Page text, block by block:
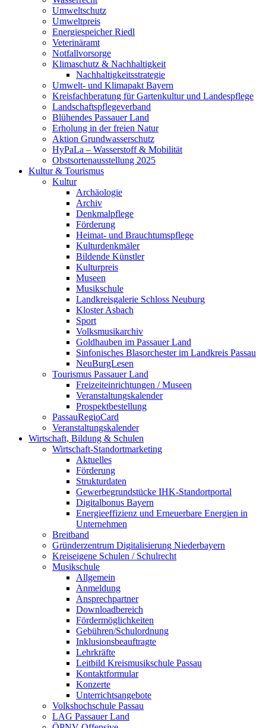
Umweltschutz
Umweltpreis
Energiespeicher Riedl
Veterinäramt
Notfallvorsorge
Klimaschutz & Nachhaltigkeit
Nachhaltigkeitsstrategie
Umwelt- und Klimapakt Bayern
Kreisfachberatung für Gartenkultur und Landespflege
Landschaftspflegeverband
Blühendes Passauer Land
Erholung in der freien Natur
Aktion Grundwasserschutz
HyPaLa – Wasserstoff & Mobilität
Obstsortenausstellung 2025
Kultur & Tourismus
Kultur
Archäologie
Archiv
Denkmalpflege
Förderung
Heimat- und Brauchtumspflege
Kulturdenkmäler
Bildende Künstler
Kulturpreis
Museen
Musikschule
Landkreisgalerie Schloss Neuburg
Kloster Asbach
Sport
Volksmusikarchiv
Goldhauben im Passauer Land
Sinfonisches Blasorchester im Landkreis Passau
NeuBurgLesen
Tourismus Passauer Land
Freizeiteinrichtungen / Museen
Veranstaltungskalender
Prospektbestellung
PassauRegioCard
Veranstaltungskalender
Wirtschaft, Bildung & Schulen
Wirtschaft-Standortmarketing
Aktuelles
Förderung
Strukturdaten
Gewerbegrundstücke IHK-Standortportal
Digitalbonus Bayern
Energieeffizienz und Erneuerbare Energien in
Unternehmen
Breitband
Gründerzentrum Digitalisierung Niederbayern
Kreiseigene Schulen / Schulrecht
Musikschule
Allgemein
Anmeldung
Ansprechpartner
Downloadbereich
Fördermöglichkeiten
Gebühren/Schulordnung
Inklusionsbeauftragte
Lehrkräfte
Leitbild Kreismusikschule Passau
Kontaktformular
Konzerte
Unterrichtsangebote
Volkshochschule Passau
LAG Passauer Land